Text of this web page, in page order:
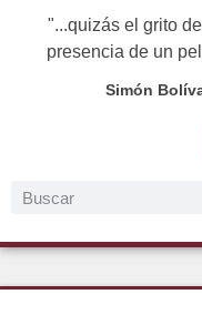
"...quizás el grito
presencia de un
Simón